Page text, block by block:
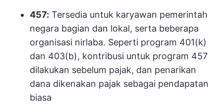
457: Tersedia untuk karyawan pemerintah
negara bagian dan lokal, serta beberapa
organisasi nirlaba. Seperti program 401(k)
dan 403(b), kontribusi untuk program 457
dilakukan sebelum pajak, dan penarikan
dana dikenakan pajak sebagai pendapatan
biasa